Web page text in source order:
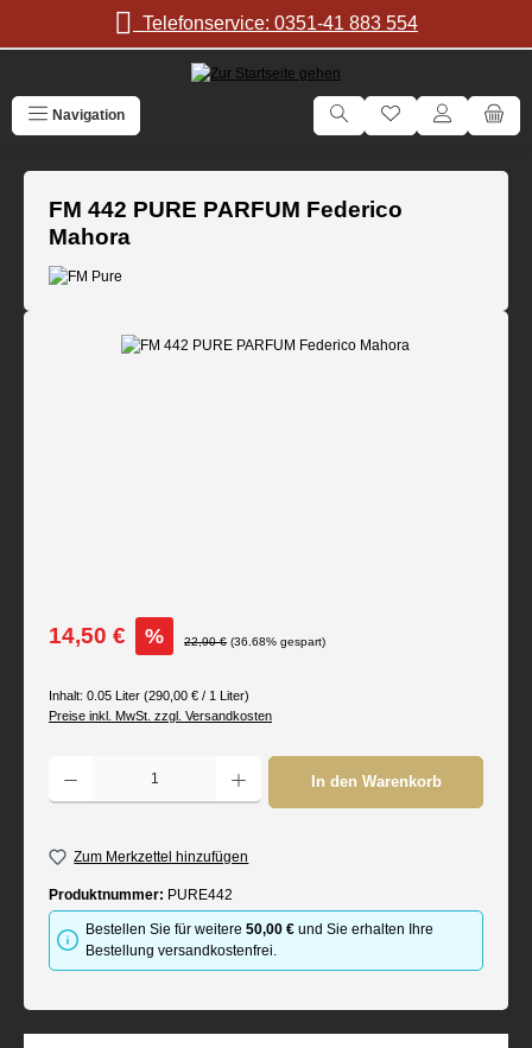
Zum Hauptinhalt springenTelefonservice: 0351-41 883 554
Navigation
FM 442 PURE PARFUM Federico
Mahora
Bildergalerie überspringen
Verkaufspreis:
14,50 € % Regulärer Preis:
22,90 € (36.68% gespart)
Inhalt: 0.05 Liter (290,00 € / 1 Liter)
Preise inkl. MwSt. zzgl. Versandkosten
Produkt Anzahl: Gib den gewünschten Wert ein oder benutze die Schaltflächen um
In den Warenkorb
Zum Merkzettel hinzufügen
Produktnummer: PURE442
Bestellen Sie für weitere50,00 € und Sie erhalten Ihre
Bestellung versandkostenfrei.